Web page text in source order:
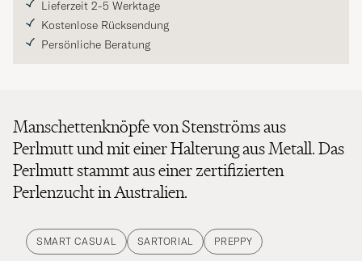
Lieferzeit 2-5 Werktage
Kostenlose Rücksendung
Persönliche Beratung
Manschettenknöpfe von Stenströms aus
Perlmutt und mit einer Halterung aus Metall. Das
Perlmutt stammt aus einer zertifizierten
Perlenzucht in Australien.
SMART CASUAL SARTORIAL PREPPY